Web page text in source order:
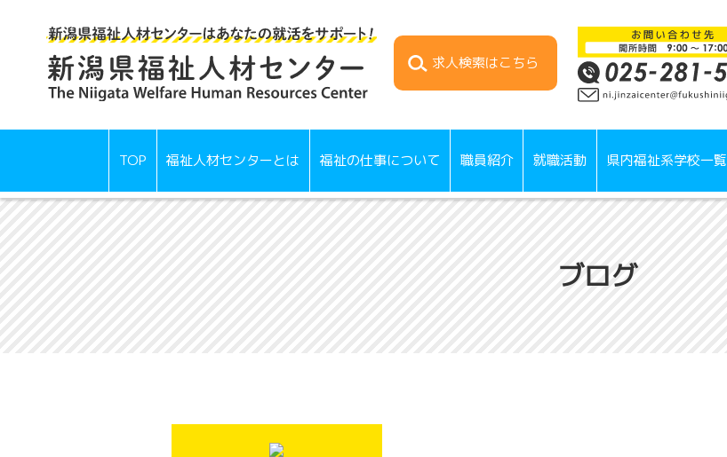
求人検索はこちら
TOP 福祉人材センターとは 福祉の仕事について 職員紹介 就職活動 県内福祉系学校一覧
ブログ